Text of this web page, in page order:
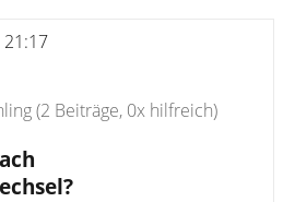
(2 Beiträge, 0x hilfreich)